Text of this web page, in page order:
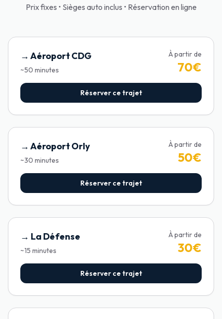
Prix fixes • Sièges auto inclus • Réservation en ligne
→ Aéroport CDG
~50 minutes
À partir de
70€
Réserver ce trajet
→ Aéroport Orly
~30 minutes
À partir de
50€
Réserver ce trajet
→ La Défense
~15 minutes
À partir de
30€
Réserver ce trajet